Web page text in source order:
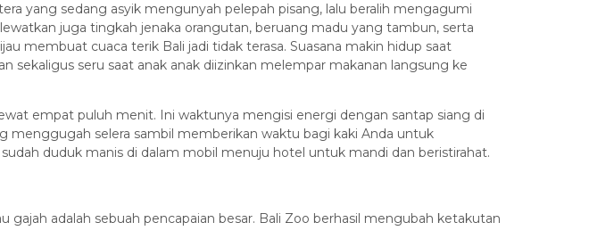
yang sedang asyik mengunyah pelepah pisang, lalu beralih mengagumi
juga tingkah jenaka orangutan, beruang madu yang tambun, serta
membuat cuaca terik Bali jadi tidak terasa. Suasana makin hidup saat
seru saat anak anak diizinkan melempar makanan langsung ke
empat puluh menit. Ini waktunya mengisi energi dengan santap siang di
menggugah selera sambil memberikan waktu bagi kaki Anda untuk
duduk manis di dalam mobil menuju hotel untuk mandi dan beristirahat.
adalah sebuah pencapaian besar. Bali Zoo berhasil mengubah ketakutan